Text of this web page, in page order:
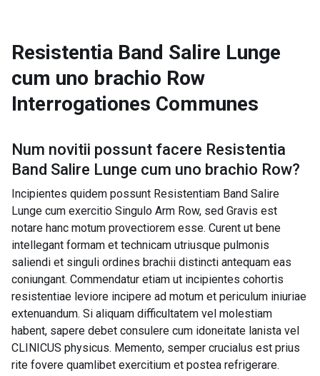
Resistentia Band Salire Lunge
cum uno brachio Row
Interrogationes Communes
Num novitii possunt facere Resistentia
Band Salire Lunge cum uno brachio Row?
Incipientes quidem possunt Resistentiam Band Salire
Lunge cum exercitio Singulo Arm Row, sed Gravis est
notare hanc motum provectiorem esse. Curent ut bene
intellegant formam et technicam utriusque pulmonis
saliendi et singuli ordines brachii distincti antequam eas
coniungant. Commendatur etiam ut incipientes cohortis
resistentiae leviore incipere ad motum et periculum iniuriae
extenuandum. Si aliquam difficultatem vel molestiam
habent, sapere debet consulere cum idoneitate lanista vel
CLINICUS physicus. Memento, semper crucialus est prius
rite fovere quamlibet exercitium et postea refrigerare.